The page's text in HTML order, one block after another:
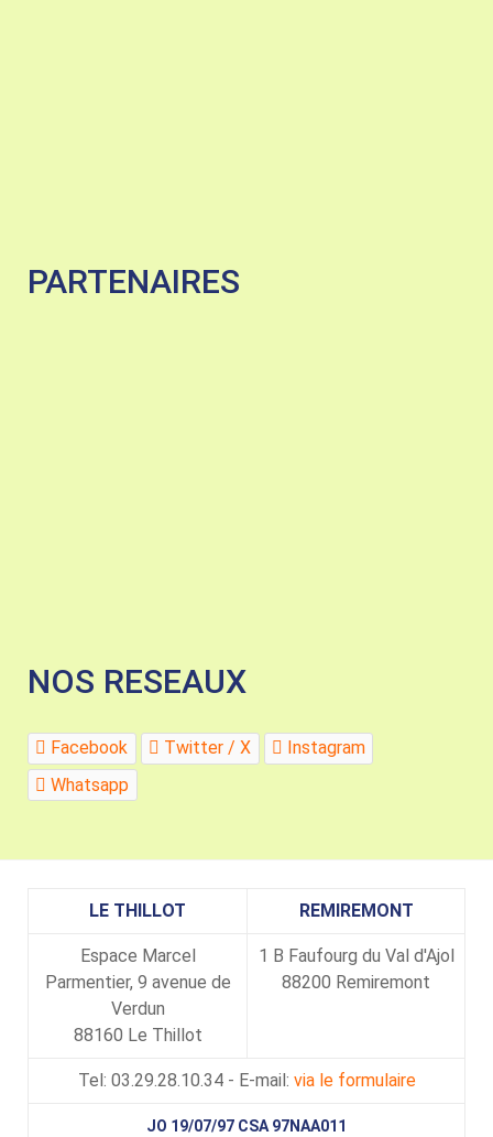
PARTENAIRES
NOS RESEAUX
Facebook Twitter / X
Instagram
Whatsapp
LE THILLOT REMIREMONT
Espace Marcel
Parmentier, 9 avenue de
Verdun
88160 Le Thillot
1 B Faufourg du Val d'Ajol
88200 Remiremont
Tel: 03.29.28.10.34 - E-mail: via le formulaire
JO 19/07/97 CSA 97NAA011